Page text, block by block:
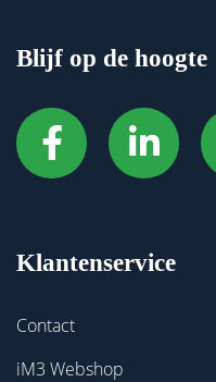
Blijf op de hoogte
Klantenservice
Contact
iM3 Webshop